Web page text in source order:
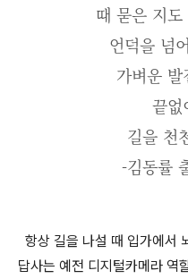
때 묻은 지
언덕을 넘
가벼운
끝없
길을 천
-김동률
항상 길을 나설 때 입가에서
답사는 예전 디지털카메라 역